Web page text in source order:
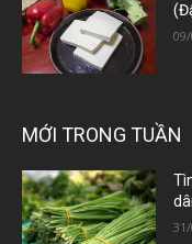
MỚI TRONG TUẦN